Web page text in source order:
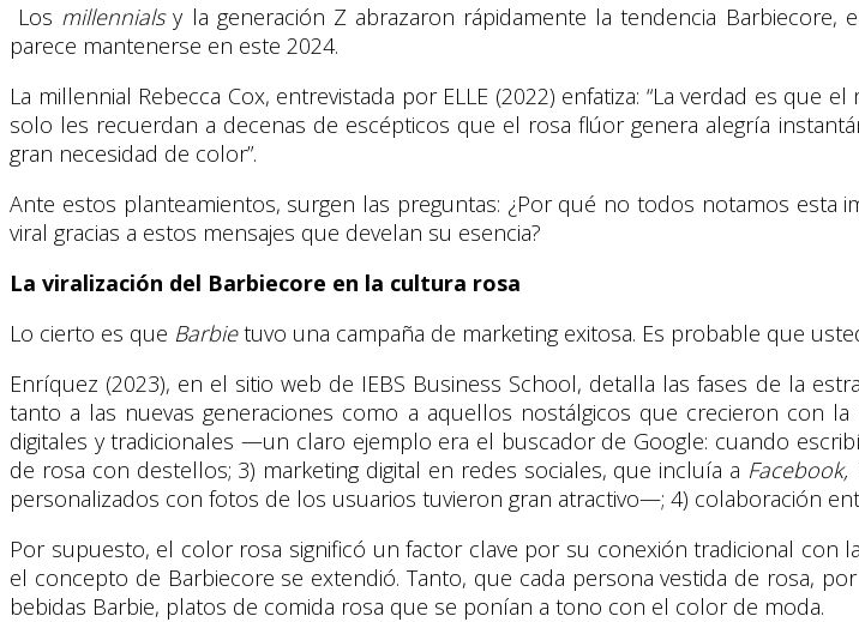
Los millennialsy la generación Z abrazaron rápidamente la tendencia
parece mantenerse en este 2024.
La millennial Rebecca Cox, entrevistada por ELLE (2022) enfatiza: “La verdad es
solo les recuerdan a decenas de escépticos que el rosa flúor genera alegría
gran necesidad de color”.
Ante estos planteamientos, surgen las preguntas: ¿Por qué no todos notamos esta
viral gracias a estos mensajes que develan su esencia?
La viralización del Barbiecore en la cultura rosa
Lo cierto es que Barbietuvo una campaña de marketing exitosa. Es probable que
Enríquez (2023), en el sitio web de IEBS Business School, detalla las fases de la
tanto a las nuevas generaciones como a aquellos nostálgicos que crecieron con
digitales y tradicionales —un claro ejemplo era el buscador de Google: cuando
de rosa con destellos; 3) marketing digital en redes sociales, que incluía a Facebook,
personalizados con fotos de los usuarios tuvieron gran atractivo—; 4) colaboración
Por supuesto, el color rosa significó un factor clave por su conexión tradicional
el concepto de Barbiecore se extendió. Tanto, que cada persona vestida de rosa,
bebidas Barbie, platos de comida rosa que se ponían a tono con el color de moda.